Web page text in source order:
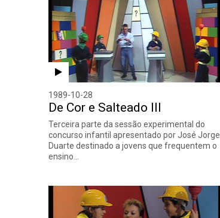
1989-10-28
De Cor e Salteado III
Terceira parte da sessão experimental do
concurso infantil apresentado por José Jorge
Duarte destinado a jovens que frequentem o
ensino…